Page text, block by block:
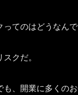
ってのはどうなんで
クだ。
も、開業に多くの